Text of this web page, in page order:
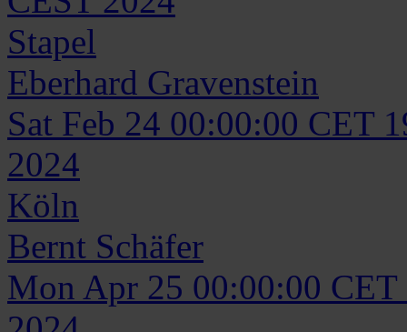
Stapel
Eberhard Gravenstein
Sat Feb 24 00:00:00 CET
2024
Köln
Bernt Schäfer
Mon Apr 25 00:00:00 CET